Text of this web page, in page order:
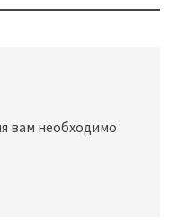
вам необходимо